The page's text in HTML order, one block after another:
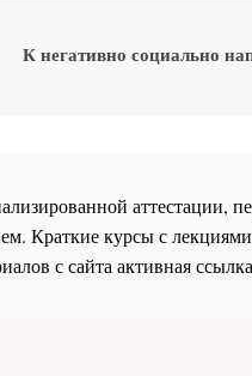
К негативно социально
Краткие курсы с
с сайта активная